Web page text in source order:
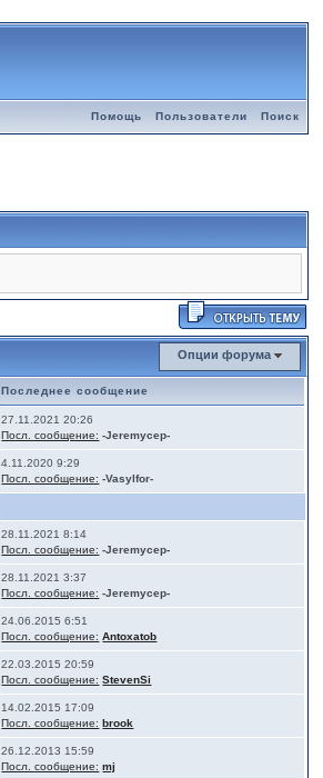
Помощь Пользователи Поиск
Опции форума
Последнее сообщение
27.11.2021 20:26
Посл. сообщение: -Jeremycep-
4.11.2020 9:29
Посл. сообщение: -Vasylfor-
28.11.2021 8:14
Посл. сообщение: -Jeremycep-
28.11.2021 3:37
Посл. сообщение: -Jeremycep-
24.06.2015 6:51
Посл. сообщение: Antoxatob
22.03.2015 20:59
Посл. сообщение: StevenSi
14.02.2015 17:09
Посл. сообщение: brook
26.12.2013 15:59
Посл. сообщение: mj